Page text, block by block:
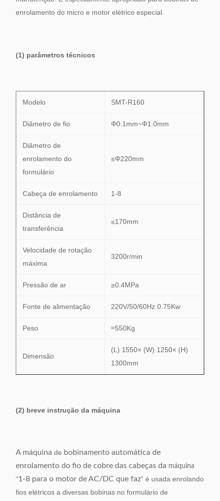
enrolamento do micro e motor elétrico especial.
(1) parâmetros técnicos
Modelo SMT-R160
Diâmetro de fio Φ0.1mm~Φ1.0mm
Diâmetro de
enrolamento do
formulário
≤Φ220mm
Cabeça de enrolamento 1-8
Distância de
transferência
≤170mm
Velocidade de rotação
máxima
3200r/min
Pressão de ar ≥0.4MPa
Fonte de alimentação 220V/50/60Hz 0.75Kw
Peso ≈550Kg
Dimensão
(L) 1550× (W) 1250× (H)
1300mm
(2) breve instrução da máquina
A máquina de bobinamento automática de
enrolamento do fio de cobre das cabeças da máquina
“1-8 para o motor de AC/DC que faz” é usada enrolando
fios elétricos a diversas bobinas no formulário de